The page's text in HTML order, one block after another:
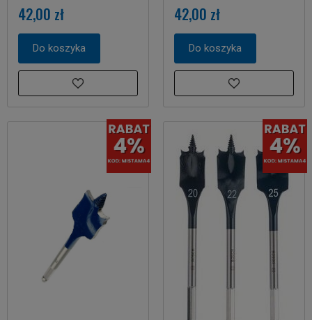
42,00 zł
Do koszyka
42,00 zł
Do koszyka